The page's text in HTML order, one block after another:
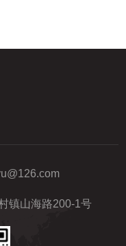
镇山海路200-1号